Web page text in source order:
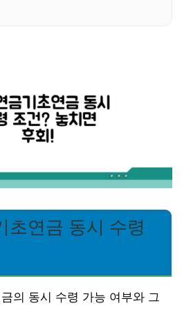
초연금 동시 수령
의 동시 수령 가능 여부와 그